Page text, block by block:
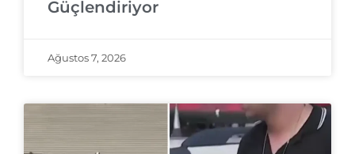
Güçlendiriyor
Ağustos 7, 2026